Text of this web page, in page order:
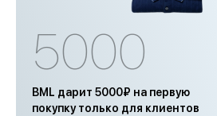
5000
BML дарит 5000₽ на первую
покупку только для клиентов